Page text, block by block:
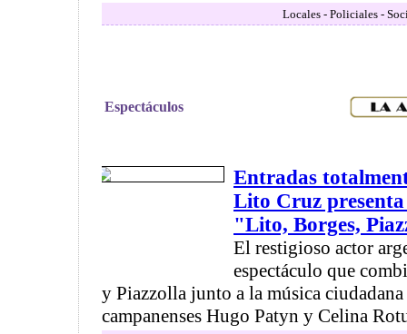
Locales - Policiales -
Espectáculos
Entradas
Lito Cruz presenta
"Lito, Borges,
El restigioso actor
espectáculo que
y Piazzolla junto a la música
campanenses Hugo Patyn y Celina